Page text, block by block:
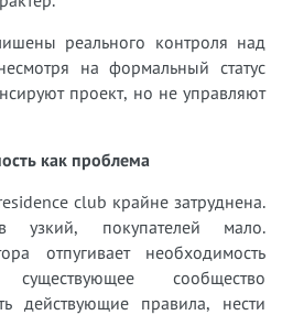
реального контроля над
на формальный статус
проект, но не управляют
как проблема
club крайне затруднена.
узкий, покупателей мало.
отпугивает необходимость
сообщество
действующие правила, нести